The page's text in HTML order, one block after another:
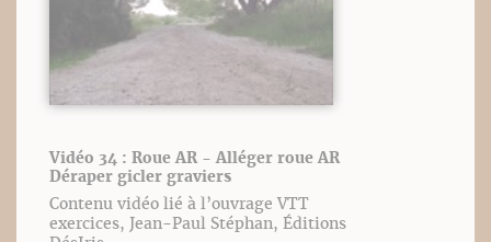
Vidéo 34 : Roue AR - Alléger roue AR
Déraper gicler graviers
Contenu vidéo lié à l’ouvrage VTT
exercices, Jean-Paul Stéphan, Éditions